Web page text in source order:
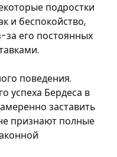
подростки
и беспокойство,
его постоянных
поведения.
успеха Бердеса в
заставить
признают полные